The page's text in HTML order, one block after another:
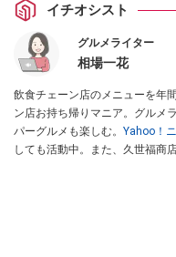
イチオシスト
グルメライター
相場一花
飲食チェーン店のメニューを年
ン店お持ち帰りマニア。グルメ
パーグルメも楽しむ。 Yahoo！
しても活動中。また、久世福商